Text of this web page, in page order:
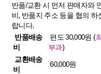
반품/교환 시 먼저 판매자와
비, 반품지 주소 등을 협의
랍니다.
반품배송
비
편도 30,000원 (
부과)
교환배송
비
60,000원